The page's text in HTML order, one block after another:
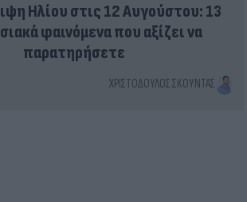
Ηλίου στις 12 Αυγούστου: 13
φαινόμενα που αξίζει να
παρατηρήσετε
ΧΡΙΣΤΌΔΟΥΛΟΣ ΣΚΟΎΝΤΑΣ